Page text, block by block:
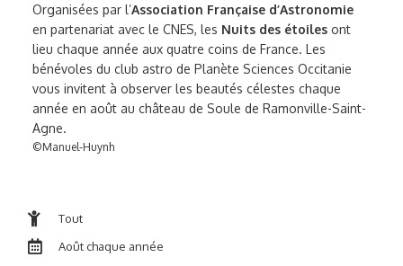
Organisées par l’Association Française d’Astronomie
en partenariat avec le CNES, les Nuits des étoiles ont
lieu chaque année aux quatre coins de France. Les
bénévoles du club astro de Planète Sciences Occitanie
vous invitent à observer les beautés célestes chaque
année en août au château de Soule de Ramonville-Saint-
Agne.
©Manuel-Huynh
Tout
Août chaque année